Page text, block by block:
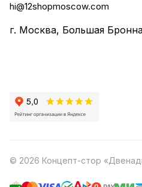
hi@12shopmoscow.com
г. Москва, Большая
© 2026 Концепт-стор